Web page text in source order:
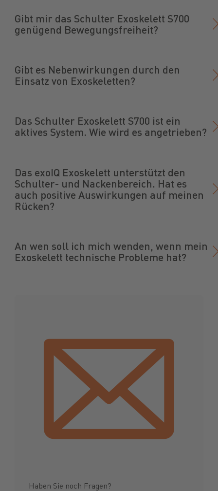
Gibt mir das Schulter Exoskelett S700
genügend Bewegungsfreiheit?
Gibt es Nebenwirkungen durch den
Einsatz von Exoskeletten?
Das Schulter Exoskelett S700 ist ein
aktives System. Wie wird es angetrieben?
Das exoIQ Exoskelett unterstützt den
Schulter- und Nackenbereich. Hat es
auch positive Auswirkungen auf meinen
Rücken?
An wen soll ich mich wenden, wenn mein
Exoskelett technische Probleme hat?
Haben Sie noch Fragen?